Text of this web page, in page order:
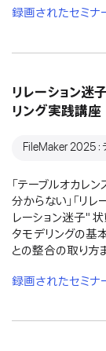
録画されたセミナ
リレーション
リング実践講座
FileMaker 2025：
「テーブルオカレ
分からない」「リ
レーション迷子"
タモデリングの基
との整合の取り方
録画されたセミナ